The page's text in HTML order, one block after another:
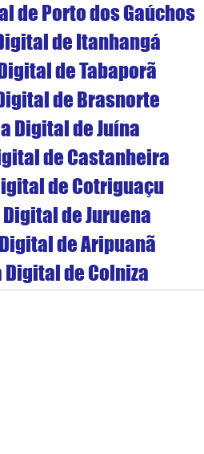
de Porto dos Gaúchos
de Itanhangá
de Tabaporã
de Brasnorte
Digital de Juína
de Castanheira
de Cotriguaçu
Digital de Juruena
de Aripuanã
Digital de Colniza